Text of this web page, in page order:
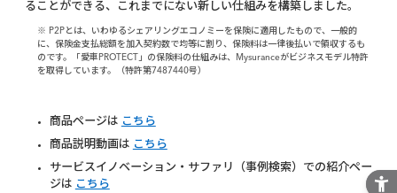
ることができる、これまでにない新しい仕組みを構築しました。
※ P2Pとは、いわゆるシェアリングエコノミーを保険に適用したもので、一般的
に、保険金支払総額を加入契約数で均等に割り、保険料は一律後払いで領収するも
のです。「愛車PROTECT」の保険料の仕組みは、Mysuranceがビジネスモデル特許
を取得しています。（特許第7487440号）
商品ページは こちら
商品説明動画は こちら
サービスイノベーション・サファリ（事例検索）での紹介ペー
ジは こちら